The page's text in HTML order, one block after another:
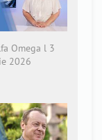
Omega l 3
2026